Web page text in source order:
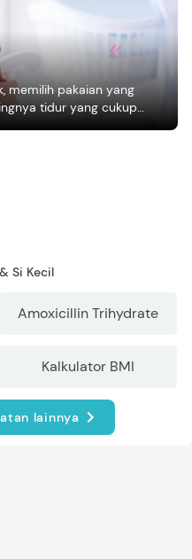
memilih pakaian yang
tidur yang cukup
Si Kecil
Amoxicillin Trihydrate
Kalkulator BMI
lainnya